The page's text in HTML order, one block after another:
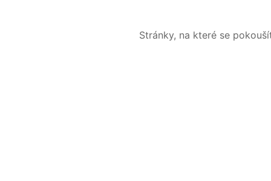
Stránky, na které se